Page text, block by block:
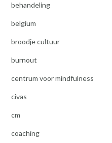
behandeling
belgium
broodje cultuur
burnout
centrum voor mindfulness
civas
cm
coaching